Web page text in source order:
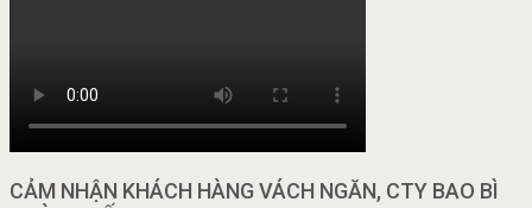
CẢM NHẬN KHÁCH HÀNG VÁCH NGĂN, CTY BAO BÌ